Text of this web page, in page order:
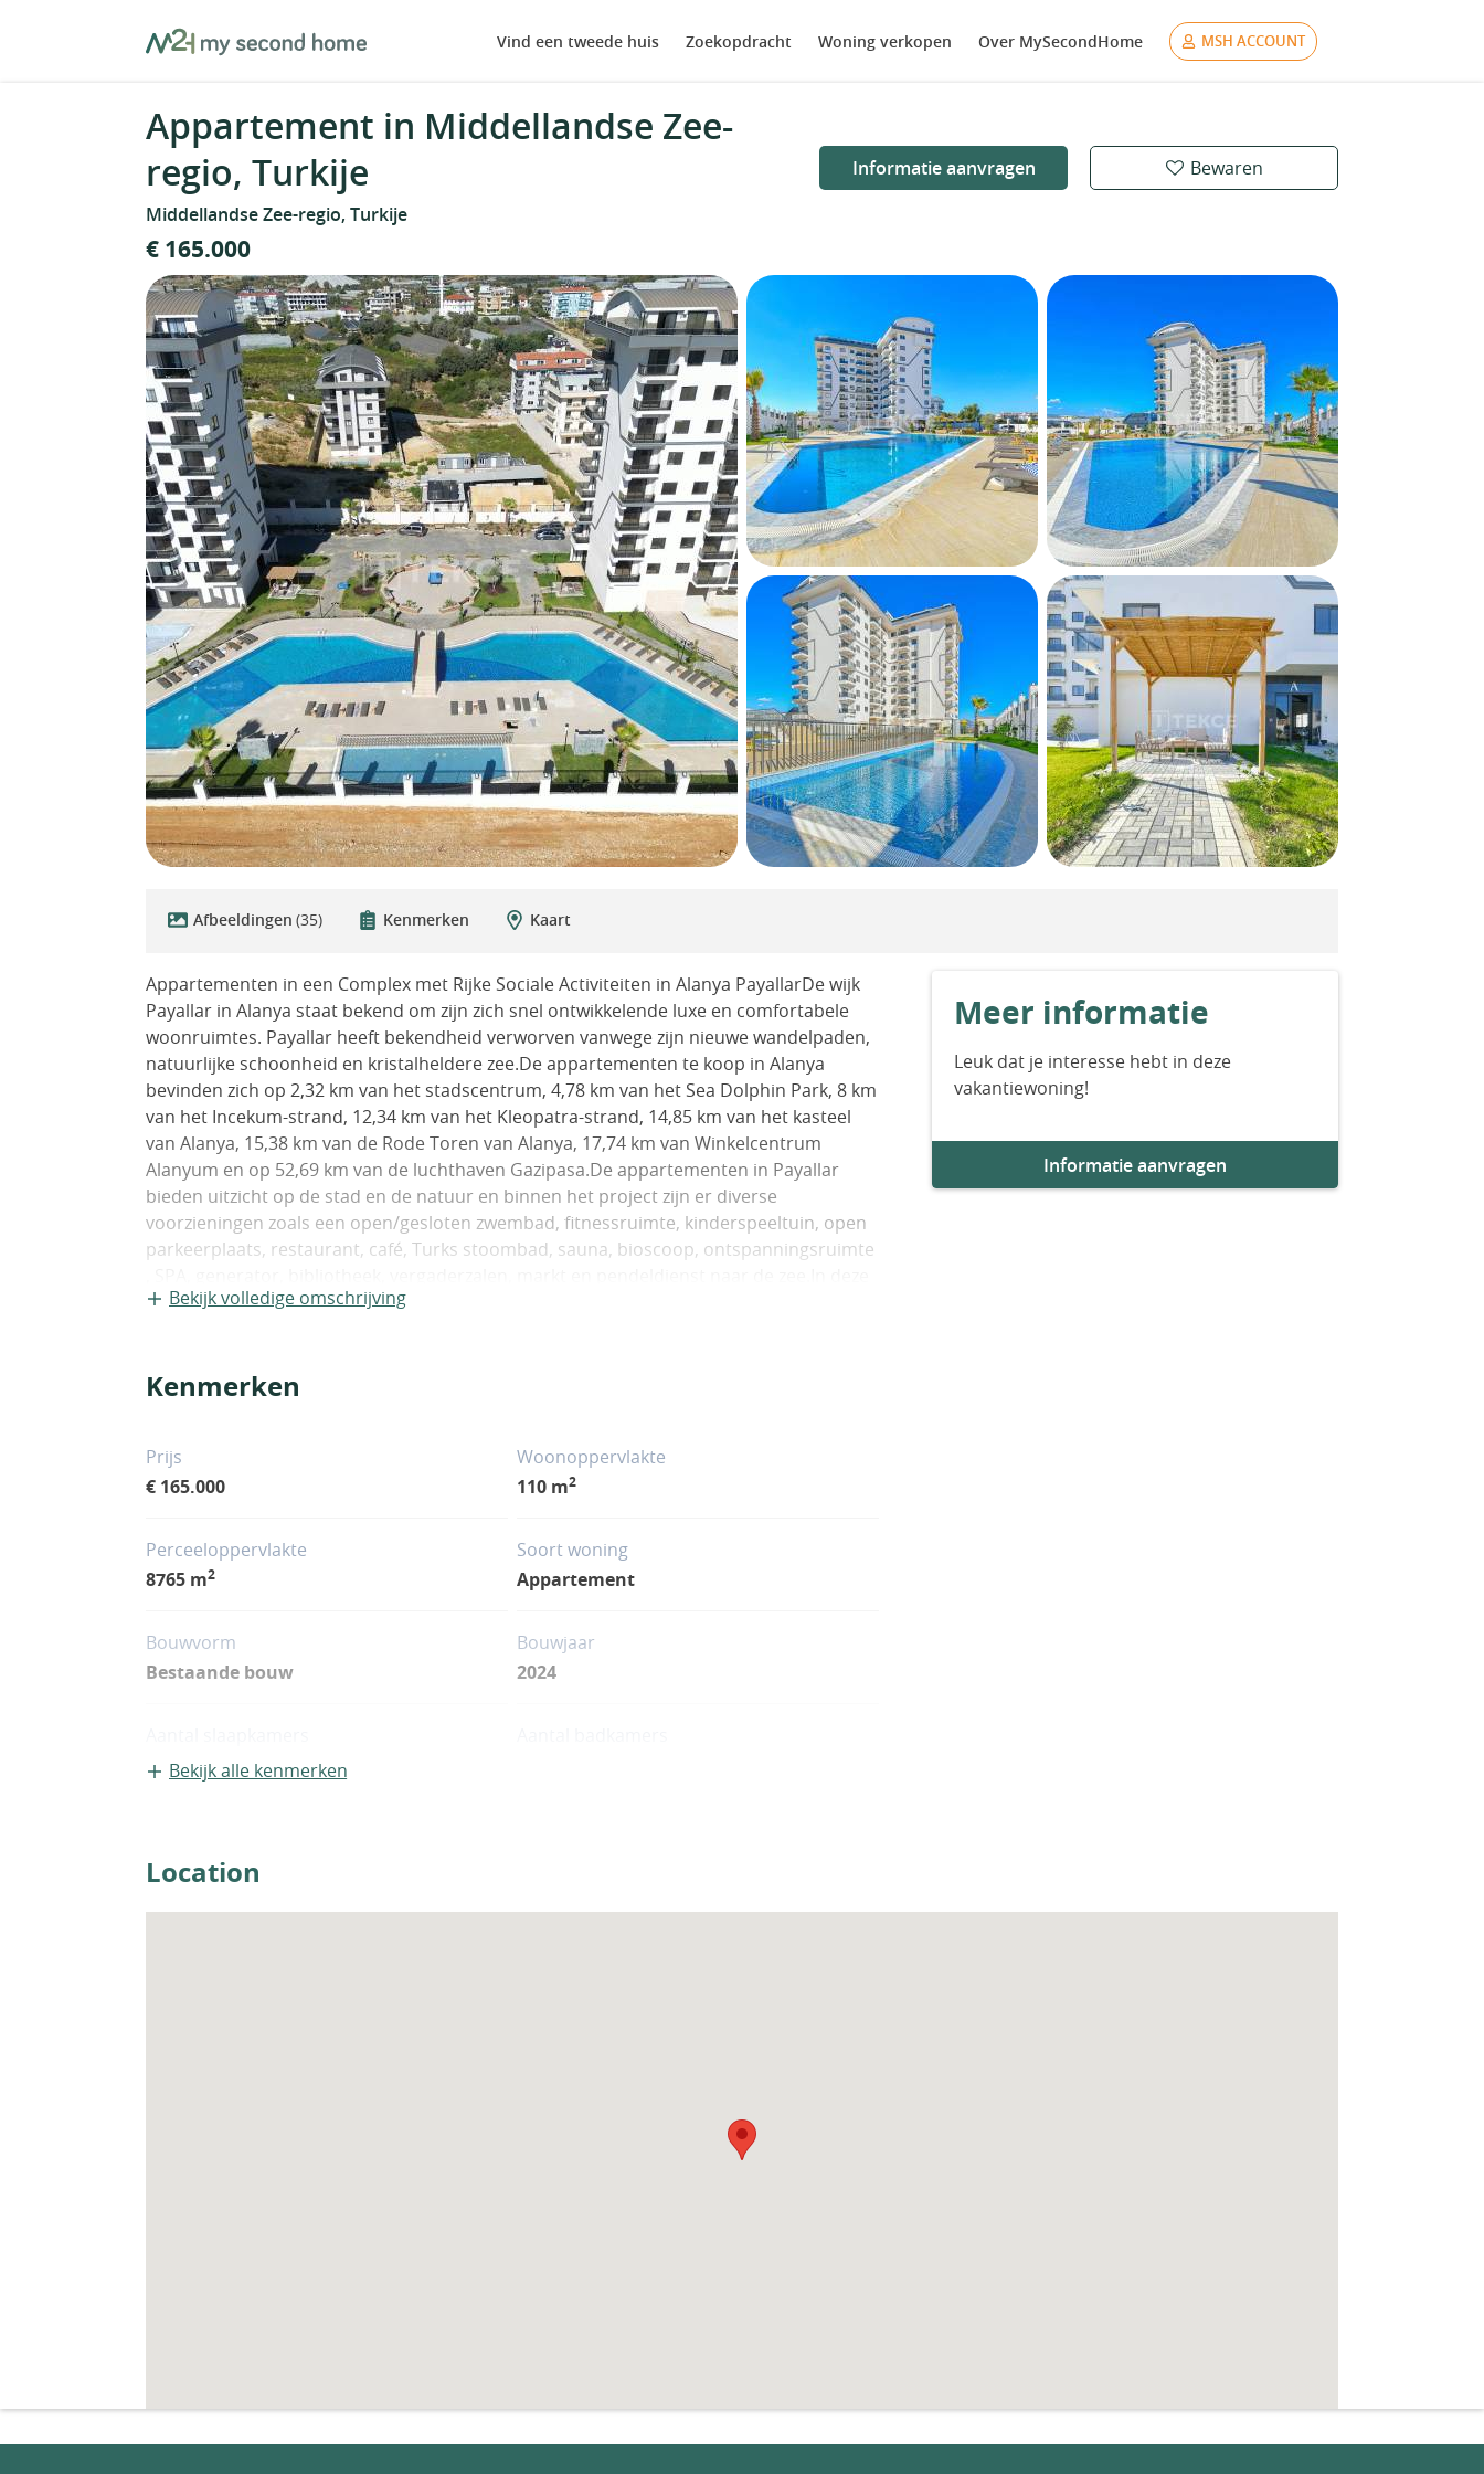
MySecondHome Vind een tweede huis Zoekopdracht Woning verkopen Over MySecondHome MSH ACCOUNT
Appartement in Middellandse Zee-
regio, Turkije
Middellandse Zee-regio, Turkije
Informatie aanvragen Bewaren
€ 165.000
Afbeeldingen (35) Kenmerken Kaart
Appartementen in een Complex met Rijke Sociale Activiteiten in Alanya PayallarDe wijk
Payallar in Alanya staat bekend om zijn zich snel ontwikkelende luxe en comfortabele
woonruimtes. Payallar heeft bekendheid verworven vanwege zijn nieuwe wandelpaden,
natuurlijke schoonheid en kristalheldere zee.De appartementen te koop in Alanya
bevinden zich op 2,32 km van het stadscentrum, 4,78 km van het Sea Dolphin Park, 8 km
van het Incekum-strand, 12,34 km van het Kleopatra-strand, 14,85 km van het kasteel
van Alanya, 15,38 km van de Rode Toren van Alanya, 17,74 km van Winkelcentrum
Alanyum en op 52,69 km van de luchthaven Gazipasa.De appartementen in Payallar
bieden uitzicht op de stad en de natuur en binnen het project zijn er diverse
voorzieningen zoals een open/gesloten zwembad, fitnessruimte, kinderspeeltuin, open
parkeerplaats, restaurant, café, Turks stoombad, sauna, bioscoop, ontspanningsruimte
luxe appartementen zijn hoogwaardige materialen gebruikt, waaronder stalen deuren,
Bekijk volledige omschrijving
Kenmerken
Prijs
€ 165.000
Woonoppervlakte
110 m2
Perceeloppervlakte
8765 m2
Soort woning
Appartement
Bouwvorm
Bestaande bouw
Bouwjaar
2024
2
Airco
Sauna
Zwembad
Bekijk alle kenmerken
Meer informatie
Leuk dat je interesse hebt in deze
vakantiewoning!
Informatie aanvragen
Location